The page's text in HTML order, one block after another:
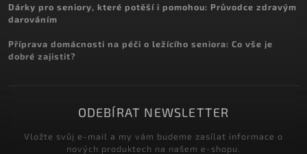
Dárky pro seniory, které potěší i pomohou: Průvodce zdravým
darováním
Příprava domácnosti na péči o ležícího seniora: Co vše je
dobré zajistit?
ODEBÍRAT NEWSLETTER
Vložte svůj e-mail a my vám budeme zasílat informace o
nových produktech na našem e-shopu.